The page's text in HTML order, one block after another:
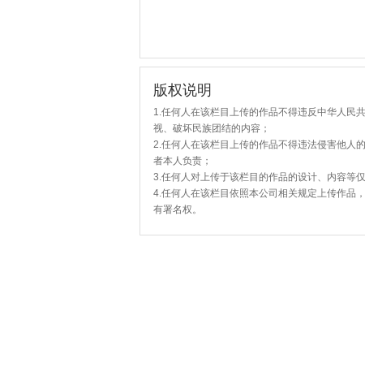
版权说明
1.任何人在该栏目上传的作品不得违反中华人民
视、破坏民族团结的内容；
2.任何人在该栏目上传的作品不得违法侵害他人
者本人负责；
3.任何人对上传于该栏目的作品的设计、内容等
4.任何人在该栏目依照本公司相关规定上传作品
有署名权。